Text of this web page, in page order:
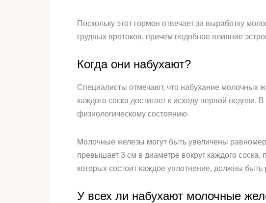
Поскольку этот гормон отвечает за выработку
грудных протоков, причем подобное влияние
Когда они набухают?
Специалисты отмечают, что набухание молочных
каждого соска достигает к исходу первой
физиологическому состоянию.
Молочные железы могут быть увеличены
превышает 3 см в диаметре вокруг каждого
которых состоит каждое уплотнение, должны
У всех ли набухают молочные